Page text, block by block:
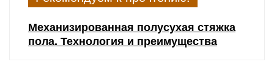
Механизированная полусухая стяжка
пола. Технология и преимущества